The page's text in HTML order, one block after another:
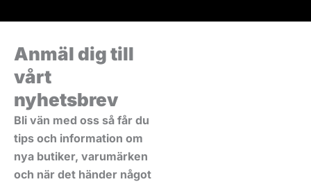
Anmäl dig till
vårt
nyhetsbrev
Bli vän med oss så får du
tips och information om
nya butiker, varumärken
och när det händer något